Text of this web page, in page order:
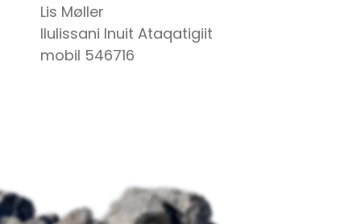
Lis Møller
Ilulissani Inuit Ataqatigiit
mobil 546716